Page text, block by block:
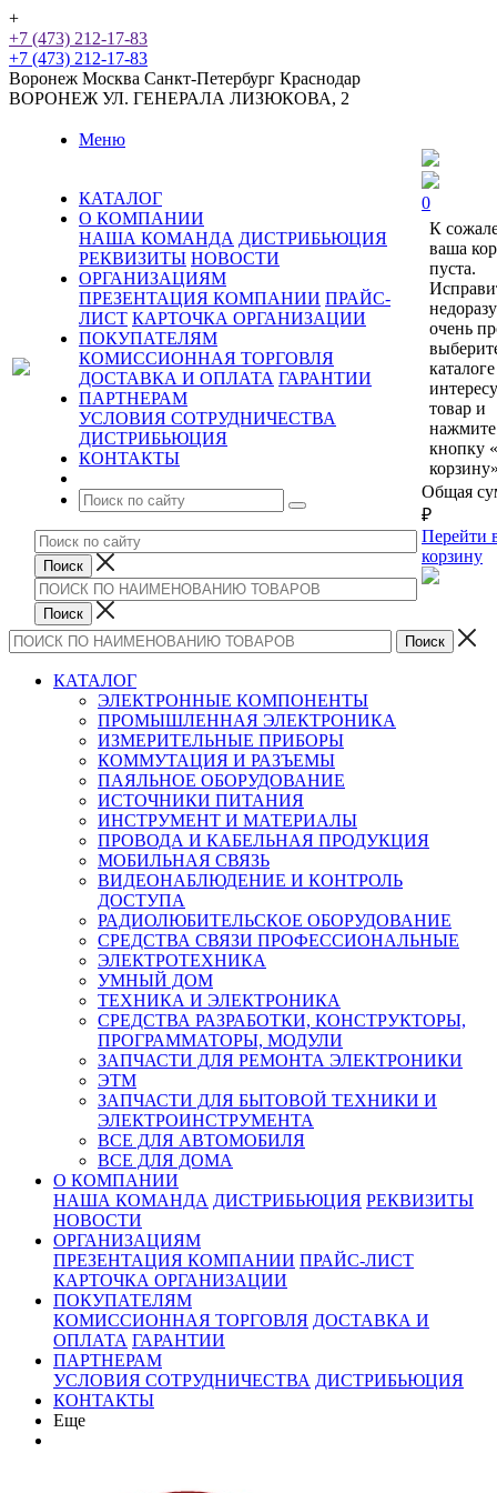
+
+7 (473) 212-17-83
+7 (473) 212-17-83
Воронеж Москва Санкт-Петербург Краснодар
ВОРОНЕЖ УЛ. ГЕНЕРАЛА ЛИЗЮКОВА, 2
Меню
КАТАЛОГ
О КОМПАНИИ
НАША КОМАНДА ДИСТРИБЬЮЦИЯ
РЕКВИЗИТЫ НОВОСТИ
ОРГАНИЗАЦИЯМ
ПРЕЗЕНТАЦИЯ КОМПАНИИ ПРАЙС-
ЛИСТ КАРТОЧКА ОРГАНИЗАЦИИ
ПОКУПАТЕЛЯМ
КОМИССИОННАЯ ТОРГОВЛЯ
ДОСТАВКА И ОПЛАТА ГАРАНТИИ
ПАРТНЕРАМ
УСЛОВИЯ СОТРУДНИЧЕСТВА
ДИСТРИБЬЮЦИЯ
КОНТАКТЫ
0
К
ваша
пуста.
очень
каталоге
товар и
нажмите
кнопку
Общая
₽
Перейти
корзину
КАТАЛОГ
ЭЛЕКТРОННЫЕ КОМПОНЕНТЫ
ПРОМЫШЛЕННАЯ ЭЛЕКТРОНИКА
ИЗМЕРИТЕЛЬНЫЕ ПРИБОРЫ
КОММУТАЦИЯ И РАЗЪЕМЫ
ПАЯЛЬНОЕ ОБОРУДОВАНИЕ
ИСТОЧНИКИ ПИТАНИЯ
ИНСТРУМЕНТ И МАТЕРИАЛЫ
ПРОВОДА И КАБЕЛЬНАЯ ПРОДУКЦИЯ
МОБИЛЬНАЯ СВЯЗЬ
ВИДЕОНАБЛЮДЕНИЕ И КОНТРОЛЬ
ДОСТУПА
РАДИОЛЮБИТЕЛЬСКОЕ ОБОРУДОВАНИЕ
СРЕДСТВА СВЯЗИ ПРОФЕССИОНАЛЬНЫЕ
ЭЛЕКТРОТЕХНИКА
УМНЫЙ ДОМ
ТЕХНИКА И ЭЛЕКТРОНИКА
СРЕДСТВА РАЗРАБОТКИ, КОНСТРУКТОРЫ,
ПРОГРАММАТОРЫ, МОДУЛИ
ЗАПЧАСТИ ДЛЯ РЕМОНТА ЭЛЕКТРОНИКИ
ЭТМ
ЗАПЧАСТИ ДЛЯ БЫТОВОЙ ТЕХНИКИ И
ЭЛЕКТРОИНСТРУМЕНТА
ВСЕ ДЛЯ АВТОМОБИЛЯ
ВСЕ ДЛЯ ДОМА
О КОМПАНИИ
НАША КОМАНДА ДИСТРИБЬЮЦИЯ РЕКВИЗИТЫ
НОВОСТИ
ОРГАНИЗАЦИЯМ
ПРЕЗЕНТАЦИЯ КОМПАНИИ ПРАЙС-ЛИСТ
КАРТОЧКА ОРГАНИЗАЦИИ
ПОКУПАТЕЛЯМ
КОМИССИОННАЯ ТОРГОВЛЯ ДОСТАВКА И
ОПЛАТА ГАРАНТИИ
ПАРТНЕРАМ
УСЛОВИЯ СОТРУДНИЧЕСТВА ДИСТРИБЬЮЦИЯ
КОНТАКТЫ
Еще